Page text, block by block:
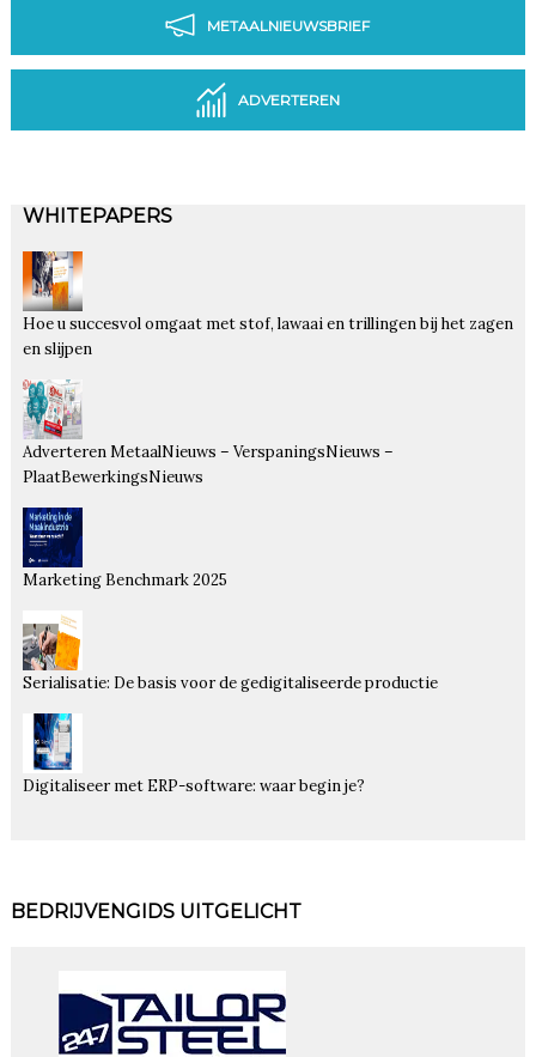
METAALNIEUWSBRIEF
ADVERTEREN
WHITEPAPERS
Hoe u succesvol omgaat met stof, lawaai en trillingen bij het zagen
en slijpen
Adverteren MetaalNieuws – VerspaningsNieuws –
PlaatBewerkingsNieuws
Marketing Benchmark 2025
Serialisatie: De basis voor de gedigitaliseerde productie
Digitaliseer met ERP-software: waar begin je?
BEDRIJVENGIDS UITGELICHT